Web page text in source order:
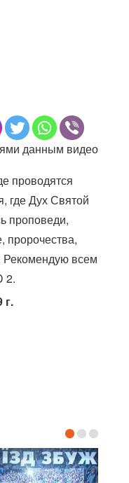
данным видео
проводятся
где Дух Святой
проповеди,
пророчества,
Рекомендую всем
2.
г.